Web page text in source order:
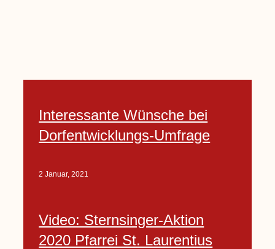
Interessante Wünsche bei
Dorfentwicklungs-Umfrage
2 Januar, 2021
Video: Sternsinger-Aktion
2020 Pfarrei St. Laurentius